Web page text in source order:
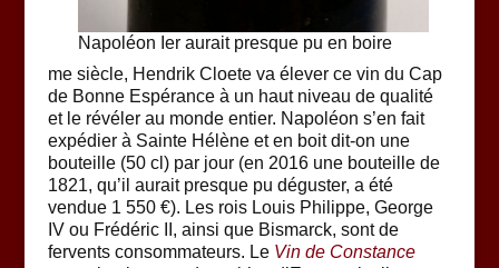
Napoléon Ier aurait presque pu en boire
me siècle, Hendrik Cloete va élever ce vin du Cap
de Bonne Espérance à un haut niveau de qualité
et le révéler au monde entier. Napoléon s’en fait
expédier à Sainte Hélène et en boit dit-on une
bouteille (50 cl) par jour (en 2016 une bouteille de
1821, qu’il aurait presque pu déguster, a été
vendue 1 550 €). Les rois Louis Philippe, George
IV ou Frédéric II, ainsi que Bismarck, sont de
fervents consommateurs. Le Vin de Constance